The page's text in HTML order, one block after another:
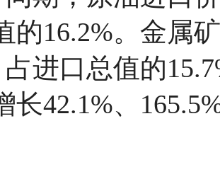
的16.2%。金属
占进口总值的
长42.1%、